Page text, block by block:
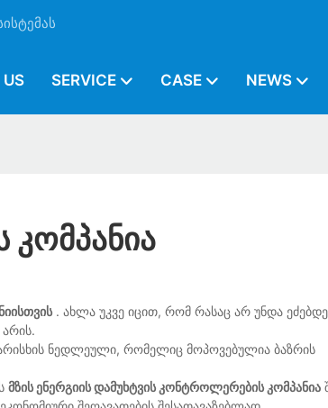
US SERVICE CASE NEWS
. ახლა უკვე იცით, რომ რასაც არ უნდა
ნედლეული, რომელიც მოპოვებულია ბაზრის
მზის ენერგიის დამუხტვის კონტროლერების კომპანია